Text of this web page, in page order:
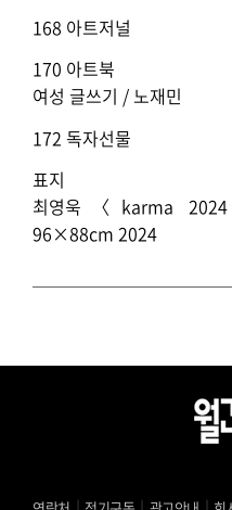
168 아트저널
170 아트북
여성 글쓰기 / 노재민
172 독자선물
표지
최영욱〈karma
96×88cm 2024